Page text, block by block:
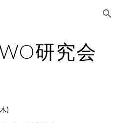
Skip to navigation
研究会
)